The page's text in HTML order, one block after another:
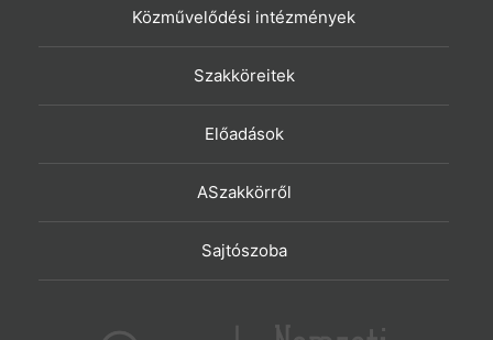
Közművelődési intézmények
Szakköreitek
Előadások
ASzakkörről
Sajtószoba